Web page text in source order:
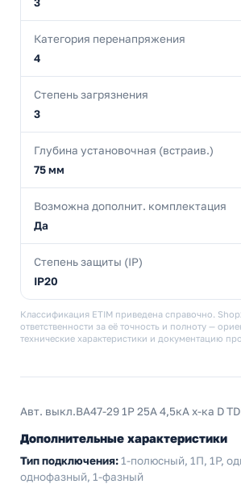
Категория перенапряжения
4
Степень загрязнения
3
Глубина установочная (встраив.)
75 мм
Возможна дополнит. комплектация
Да
Степень защиты (IP)
IP20
Классификация ETIM приведена справочно.
ответственности за её точность и полноту —
технические характеристики и документацию
Авт. выкл.ВА47-29 1Р 25А 4,5кА х-ка D
Дополнительные характеристики
Тип подключения:1-полюсный, 1П, 1P,
однофазный, 1-фазный